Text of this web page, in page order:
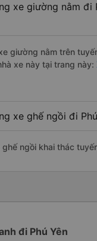
xe giường nằm đi
giường nằm trên
xe này tại trang này:
xe ghế ngồi đi
ngồi khai thác
đi Phú Yên